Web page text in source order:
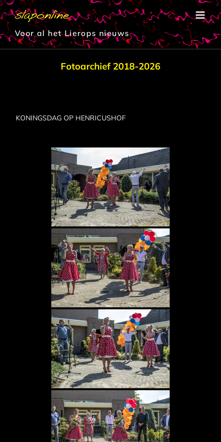
Ga
naar
inhoud
Voor al het Lierops nieuws
Fotoarchief 2018-2026
KONINGSDAG OP HENRICUSHOF